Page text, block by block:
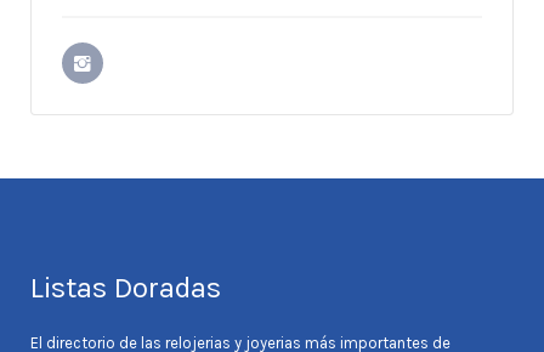
Listas Doradas
El directorio de las relojerias y joyerias más importantes de